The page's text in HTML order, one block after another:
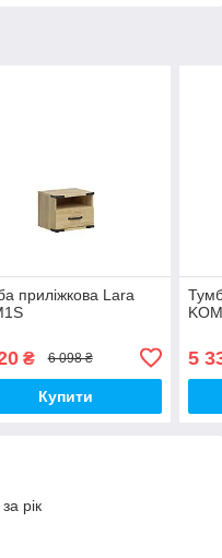
приліжкова Lara
₴ 6 098 ₴
Купити
5
рік